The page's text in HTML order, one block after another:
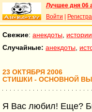
Лучшее дня 06
Войти
Свежие: анекдоты истории
Случайные: анекдоты
23 ОКТЯБРЯ 2006
СТИШКИ - ОСНОВНОЙ
Я Вас любил! Еще?